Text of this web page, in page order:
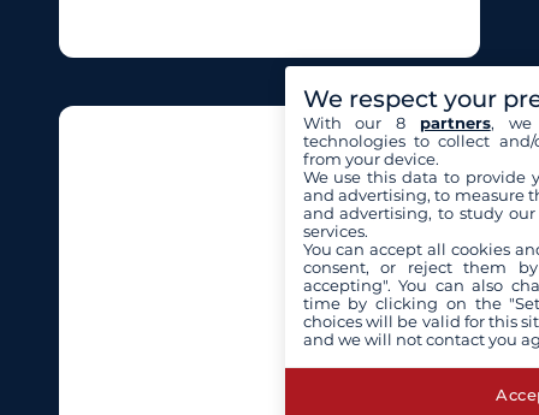
We respect your
With our 8 partners, we
technologies to collect
from your device.
We use this data to provide
and advertising, to measure
and advertising, to study
services.
You can accept all cookies
consent, or reject them
accepting". You can also
time by clicking on the
choices will be valid for this
and we will not contact you